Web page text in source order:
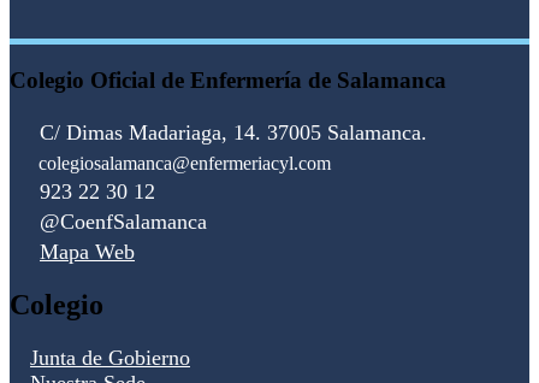
Colegio Oficial de Enfermería de Salamanca
C/ Dimas Madariaga, 14. 37005 Salamanca.
colegiosalamanca@enfermeriacyl.com
923 22 30 12
@CoenfSalamanca
Mapa Web
Colegio
Junta de Gobierno